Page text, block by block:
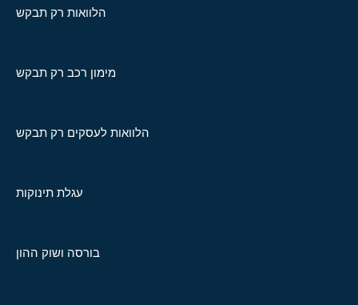
הלוואות רק תבקש
מימון רכב רק תבקש
הלוואות לעסקים רק תבקש
עגלת תינוקות
בורסה ושוק ההון